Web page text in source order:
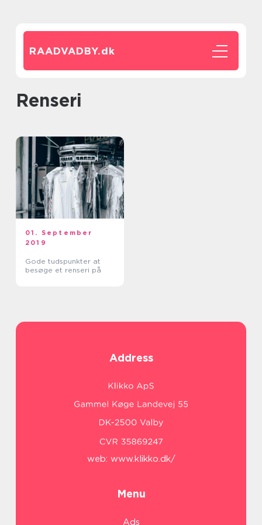
RAADVADBY.dk
renseri
01. September
2019
Gode tudspunkter at
besøge et renseri på
Address
web: www.klikko.dk/
Menu
Ads